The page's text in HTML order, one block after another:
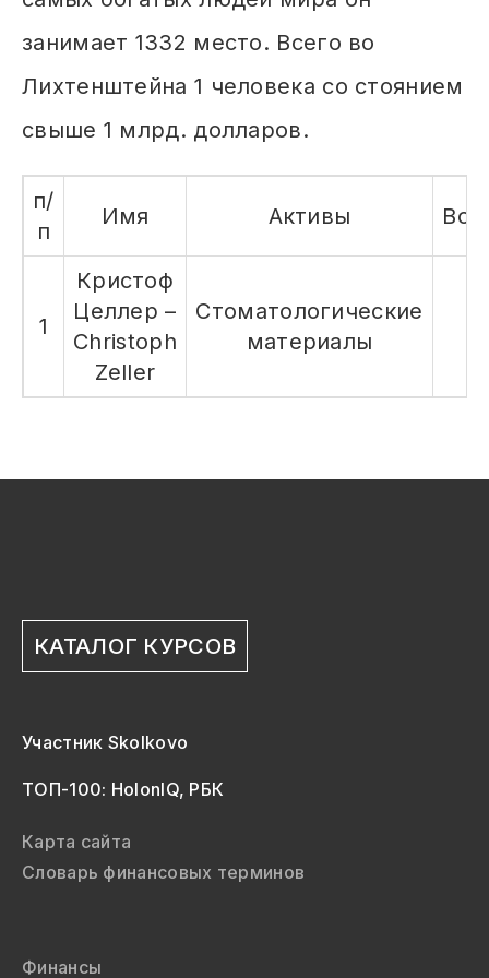
занимает 1332 место. Всего во
Лихтенштейна 1 человека со стоянием
свыше 1 млрд. долларов.
п/
п
Имя Активы
1
Кристоф
Целлер –
Christoph
Zeller
Стоматологические
материалы
КАТАЛОГ КУРСОВ
Участник Skolkovo
ТОП-100: HolonIQ, РБК
Карта сайта
Словарь финансовых терминов
Финансы